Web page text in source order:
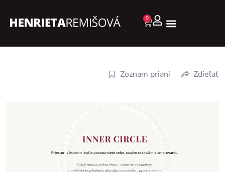
0
Zoznam prianí Zdieľať